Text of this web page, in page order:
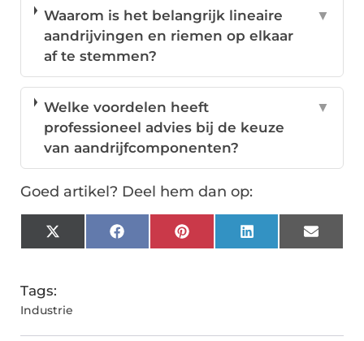
Waarom is het belangrijk lineaire
aandrijvingen en riemen op elkaar
af te stemmen?
▼
Welke voordelen heeft
professioneel advies bij de keuze
van aandrijfcomponenten?
▼
Goed artikel? Deel hem dan op:
X
(Twitter)
FacebookPinterestLinkedInEmail
Tags:
Industrie